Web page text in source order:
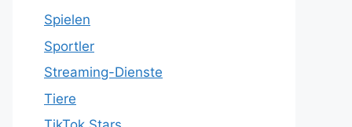
Spielen
Sportler
Streaming-Dienste
Tiere